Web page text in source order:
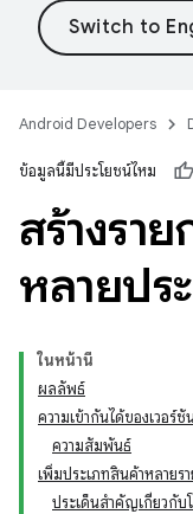
Android Developers
ข้อมูลนี้มีประโยชน์ไหม
สร้างราย
หลายปร
ในหน้านี้
ผลลัพธ์
ความเข้ากันได้ของเวอร์ชั
ความสัมพันธ์
เพิ่มประเภทสินค้าหลายร
ประเด็นสำคัญเกี่ยวกับ